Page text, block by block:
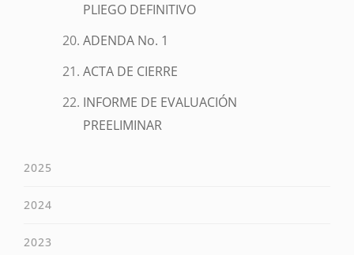
PLIEGO DEFINITIVO
ADENDA No. 1
ACTA DE CIERRE
INFORME DE EVALUACIÓN
PREELIMINAR
2025
2024
2023